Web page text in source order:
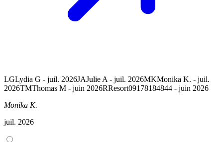
LGLydia G - juil. 2026JAJulie A - juil. 2026MKMonika K. - juil.
2026TMThomas M - juin 2026RResort09178184844 - juin 2026
Monika K.
juil. 2026